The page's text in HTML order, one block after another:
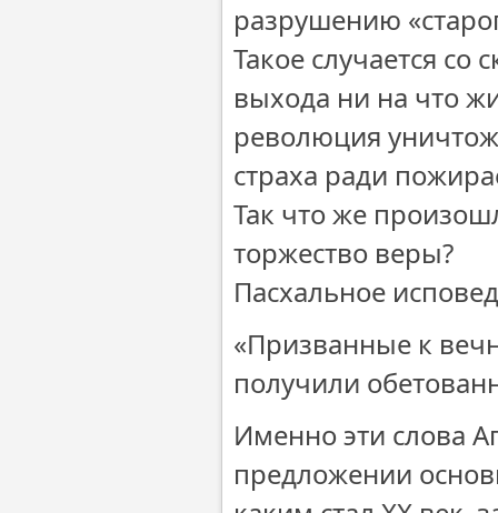
разрушению
Такое случается со
выхода ни на что
революция
страха ради
Так что же
торжество веры?
Пасхальное
«Призванные к
получили
Именно эти слова
предложении